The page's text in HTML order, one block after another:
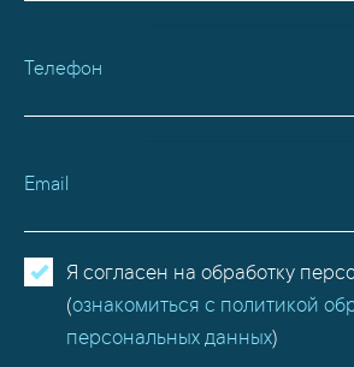
Телефон
Email
Я согласен на обработку
(ознакомиться с политикой
персональных данных)